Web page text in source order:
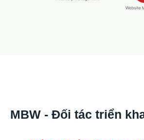
MBW - Đối tác triển